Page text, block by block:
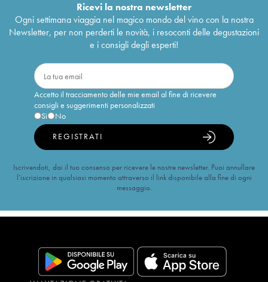
Ricevi la nostra newsletter
Ogni settimana viaggia nel magico mondo del vino con la nostra
Newsletter, per non perderti le novità, i resoconti delle degustazioni
e i consigli degli esperti!
Accetto il tracciamento delle mie email al fine di ricevere
consigli e suggerimenti personalizzati
Sì
No
REGISTRATI
Iscrivendoti, dai il tuo consenso per ricevere le nostre newsletter. Puoi annullare
l’iscrizione in qualsiasi momento attraverso il link disponibile alla fine di ogni
messaggio.